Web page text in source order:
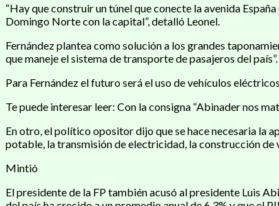
“Hay que construir un túnel que conecte la avenida
Domingo Norte con la capital”, detalló Leonel.
Fernández plantea como solución a los grandes
que maneje el sistema de transporte de pasajeros del país”.
Para Fernández el futuro será el uso de vehículos
Te puede interesar leer: Con la consigna “Abinader nos
En otro, el político opositor dijo que se hace necesaria la
potable, la transmisión de electricidad, la construcción de
Mintió
El presidente de la FP también acusó al presidente Luis